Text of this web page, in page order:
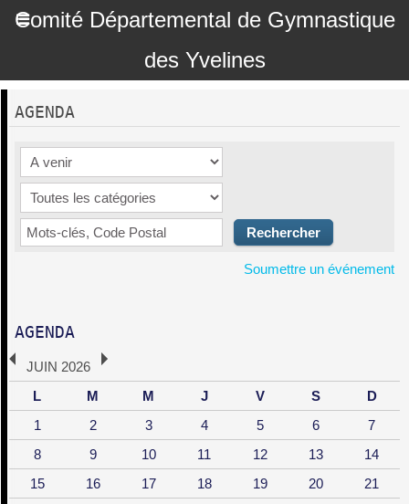
Comité Départemental de Gymnastique
des Yvelines
AGENDA
JUIN 2026
L
M M J V S
D
1
2 3 4 5 6
7
8
9 10 11 12 13
14
15
16 17 18 19 20
21
AGENDA
Soumettre un événement